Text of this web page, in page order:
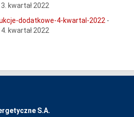
kwartał 2022
dodatkowe-4-kwartal-2022 -
kwartał 2022
S.A.